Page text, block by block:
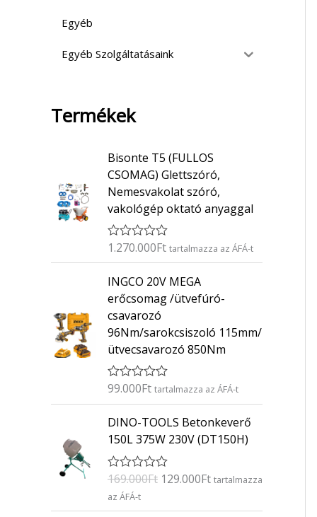
Egyéb
Egyéb Szolgáltatásaink
Termékek
Bisonte T5 (FULLOS
CSOMAG) Glettszóró,
Nemesvakolat szóró,
vakológép oktató anyaggal
É
é
e
l
é
s
:
/
5
1.270.000Ft tartalmazza az ÁFÁ-t
INGCO 20V MEGA
erőcsomag /ütvefúró-
csavarozó
96Nm/sarokcsiszoló 115mm/
ütvecsavarozó 850Nm
É
é
k
e
é
s
0
/
99.000Ft tartalmazza az ÁFÁ-t
DINO-TOOLS Betonkeverő
150L 375W 230V (DT150H)
É
t
é
169.000Ft
O
r
g
129.000Ft
C
u
etartalmazza
az ÁFÁ-t